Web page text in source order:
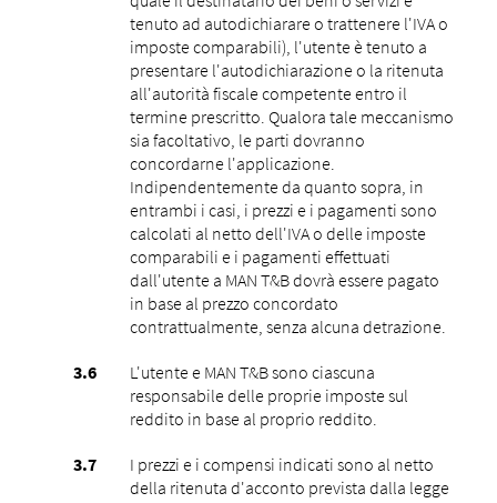
tenuto ad autodichiarare o trattenere l'IVA o
imposte comparabili), l'utente è tenuto a
presentare l'autodichiarazione o la ritenuta
all'autorità fiscale competente entro il
termine prescritto. Qualora tale meccanismo
sia facoltativo, le parti dovranno
concordarne l'applicazione.
Indipendentemente da quanto sopra, in
entrambi i casi, i prezzi e i pagamenti sono
calcolati al netto dell'IVA o delle imposte
comparabili e i pagamenti effettuati
dall'utente a MAN T&B dovrà essere pagato
in base al prezzo concordato
contrattualmente, senza alcuna detrazione.
L'utente e MAN T&B sono ciascuna
responsabile delle proprie imposte sul
reddito in base al proprio reddito.
I prezzi e i compensi indicati sono al netto
della ritenuta d'acconto prevista dalla legge